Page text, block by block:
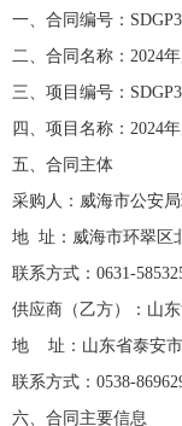
一、合同编号：
二、合同名称：2024
三、项目编号：
四、项目名称： 2024
五、合同主体
采购人：威海市公安
地 址：威海市环翠区
联系方式：0631-
供应商（乙方）： 山
地 址： 山东省泰安
联系方式：0538-
六、合同主要信息